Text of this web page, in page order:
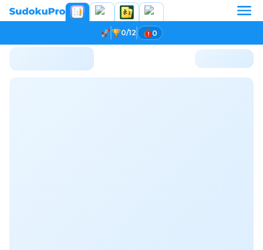
0/12 0